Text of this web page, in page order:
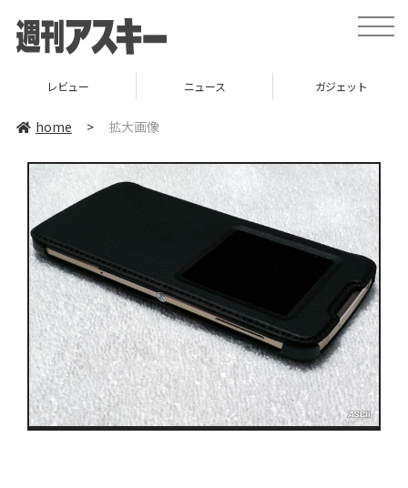
toggle
レビュー ニュース ガジェット
home > 拡大画像